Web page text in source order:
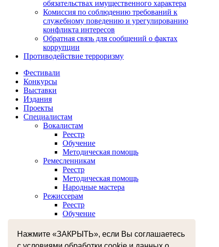
Нажмите «ЗАКРЫТЬ», если Вы соглашаетесь
обязательствах имущественного характера
Комиссия по соблюдению требований к
служебному поведению и урегулированию
конфликта интересов
Обратная связь для сообщений о фактах
коррупции
Противодействие терроризму
Фестивали
Конкурсы
Выставки
Издания
Проекты
Специалистам
Вокалистам
Реестр
Обучение
Методическая помощь
Ремесленникам
Реестр
Методическая помощь
Народные мастера
Режиссерам
Реестр
Обучение
Реестр